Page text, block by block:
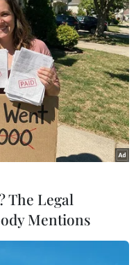
The Legal
Mentions